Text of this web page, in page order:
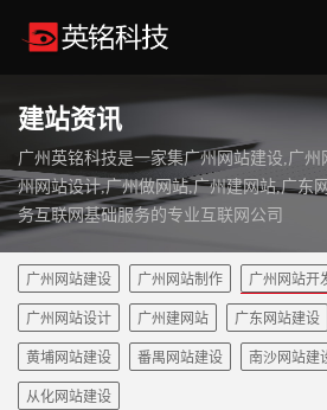
建站资讯
广州英铭科技是一家集广州网站建设,广
州网站设计,广州做网站,广州建网站,广东
务互联网基础服务的专业互联网公司
广州网站建设 广州网站制作 广州网站开
广州网站设计 广州建网站 广东网站建设
黄埔网站建设 番禺网站建设 南沙网站建
从化网站建设